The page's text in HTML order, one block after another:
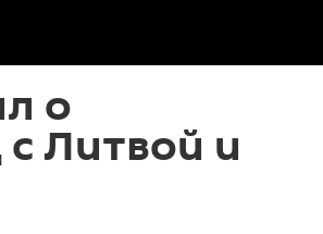
о
Литвой и